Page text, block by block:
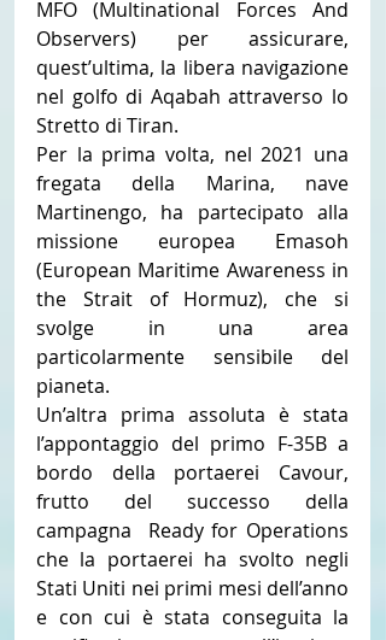
MFO (Multinational Forces And
Observers) per assicurare,
quest’ultima, la libera navigazione
nel golfo di Aqabah attraverso lo
Stretto di Tiran.
Per la prima volta, nel 2021 una
fregata della Marina, nave
Martinengo, ha partecipato alla
missione europea Emasoh
(European Maritime Awareness in
the Strait of Hormuz), che si
svolge in una area
particolarmente sensibile del
pianeta.
Un’altra prima assoluta è stata
l’appontaggio del primo F-35B a
bordo della portaerei Cavour,
frutto del successo della
campagna  Ready for Operations
che la portaerei ha svolto negli
Stati Uniti nei primi mesi dell’anno
e con cui è stata conseguita la